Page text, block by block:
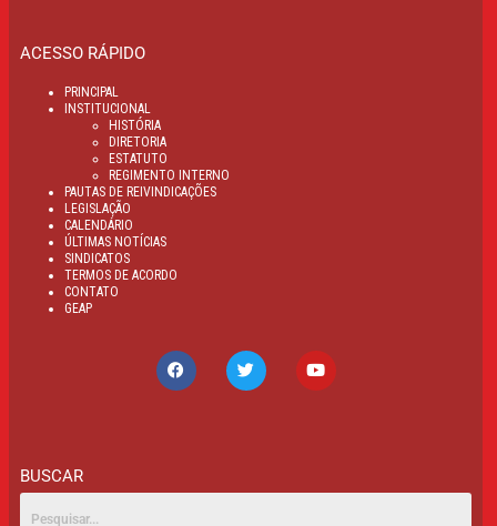
ACESSO RÁPIDO
PRINCIPAL
INSTITUCIONAL
HISTÓRIA
DIRETORIA
ESTATUTO
REGIMENTO INTERNO
PAUTAS DE REIVINDICAÇÕES
LEGISLAÇÃO
CALENDÁRIO
ÚLTIMAS NOTÍCIAS
SINDICATOS
TERMOS DE ACORDO
CONTATO
GEAP
BUSCAR